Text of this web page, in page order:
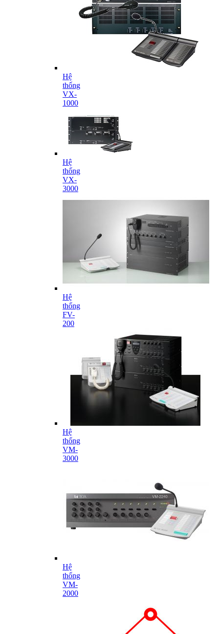
Hệ
thống
VX-
1000
Hệ
thống
VX-
3000
Hệ
thống
FV-
200
Hệ
thống
VM-
3000
Hệ
thống
VM-
2000